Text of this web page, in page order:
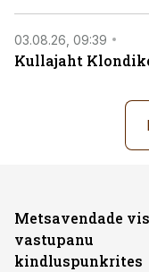
03.08.26, 09:39
Kullajaht
Metsavendade
vastupanu
kindluspunkrites